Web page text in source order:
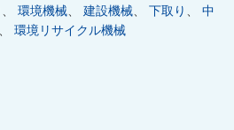
環境機械 建設機械 下取り
中
環境リサイクル機械